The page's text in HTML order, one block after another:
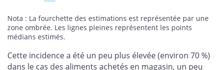
Nota : La fourchette des estimations est représentée par une
zone ombrée. Les lignes pleines représentent les points
médians estimés.
Cette incidence a été un peu plus élevée (environ 70 %)
dans le cas des aliments achetés en magasin, un peu